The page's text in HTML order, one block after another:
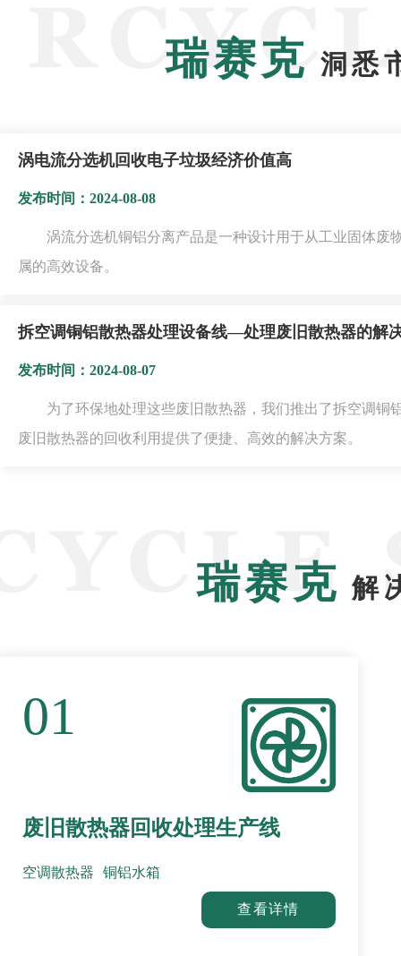
瑞赛克 洞悉
涡电流分选机回收电子垃圾经济价值高
发布时间：2024-08-08
涡流分选机铜铝分离产品是一种设计用于从工业固体废
属的高效设备。
拆空调铜铝散热器处理设备线—处理废旧散热器的解
发布时间：2024-08-07
为了环保地处理这些废旧散热器，我们推出了拆空调铜
废旧散热器的回收利用提供了便捷、高效的解决方案。
瑞赛克 解
01
废旧散热器回收处理生产线
空调散热器 铜铝水箱
查看详情